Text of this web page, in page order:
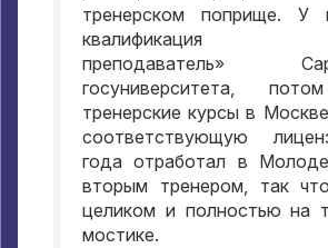
тренерском поприще. У
квалификация
преподаватель»
госуниверситета,
тренерские курсы в
соответствующую
года отработал в
вторым тренером, так
целиком и полностью на
мостике.